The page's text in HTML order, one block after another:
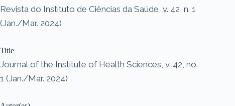
Revista do Instituto de Ciências da Saúde, v. 42, n. 1
(Jan./Mar. 2024)
Title
Journal of the Institute of Health Sciences, v. 42, no.
1 (Jan./Mar. 2024)